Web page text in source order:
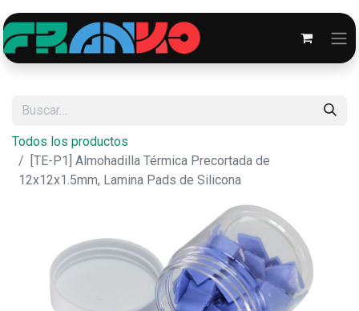
Todos los productos
[TE-P1] Almohadilla Térmica Precortada de
12x12x1.5mm, Lamina Pads de Silicona